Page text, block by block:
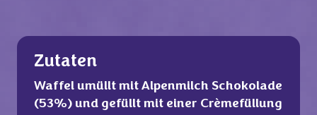
Zutaten
Waffel umüllt mit Alpenmilch Schokolade
(53%) und gefüllt mit einer Crèmefüllung